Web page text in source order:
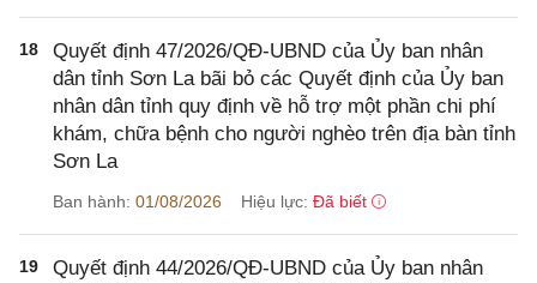
18
Quyết định 47/2026/QĐ-UBND của Ủy ban nhân
dân tỉnh Sơn La bãi bỏ các Quyết định của Ủy ban
nhân dân tỉnh quy định về hỗ trợ một phần chi phí
khám, chữa bệnh cho người nghèo trên địa bàn tỉnh
Sơn La
Ban hành: 01/08/2026 Hiệu lực: Đã biết
19
Quyết định 44/2026/QĐ-UBND của Ủy ban nhân